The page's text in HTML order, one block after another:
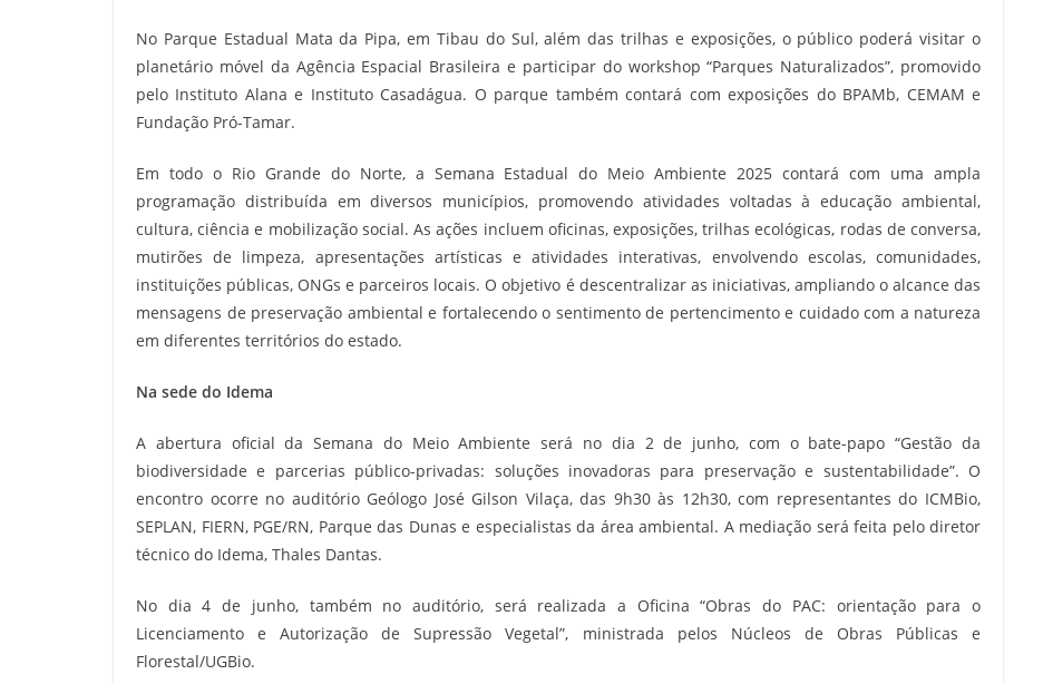
No Parque Estadual Mata da Pipa, em Tibau do Sul, além das trilhas e exposições, o público poderá visitar o
planetário móvel da Agência Espacial Brasileira e participar do workshop “Parques Naturalizados”, promovido
pelo Instituto Alana e Instituto Casadágua. O parque também contará com exposições do BPAMb, CEMAM e
Fundação Pró-Tamar.
Em todo o Rio Grande do Norte, a Semana Estadual do Meio Ambiente 2025 contará com uma ampla
programação distribuída em diversos municípios, promovendo atividades voltadas à educação ambiental,
cultura, ciência e mobilização social. As ações incluem oficinas, exposições, trilhas ecológicas, rodas de conversa,
mutirões de limpeza, apresentações artísticas e atividades interativas, envolvendo escolas, comunidades,
instituições públicas, ONGs e parceiros locais. O objetivo é descentralizar as iniciativas, ampliando o alcance das
mensagens de preservação ambiental e fortalecendo o sentimento de pertencimento e cuidado com a natureza
em diferentes territórios do estado.
Na sede do Idema
A abertura oficial da Semana do Meio Ambiente será no dia 2 de junho, com o bate-papo “Gestão da
biodiversidade e parcerias público-privadas: soluções inovadoras para preservação e sustentabilidade”. O
encontro ocorre no auditório Geólogo José Gilson Vilaça, das 9h30 às 12h30, com representantes do ICMBio,
SEPLAN, FIERN, PGE/RN, Parque das Dunas e especialistas da área ambiental. A mediação será feita pelo diretor
técnico do Idema, Thales Dantas.
No dia 4 de junho, também no auditório, será realizada a Oficina “Obras do PAC: orientação para o
Licenciamento e Autorização de Supressão Vegetal”, ministrada pelos Núcleos de Obras Públicas e
Florestal/UGBio.